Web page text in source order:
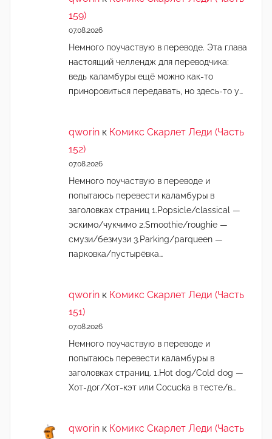
159)
07.08.2026
Немного поучаствую в переводе. Эта глава
настоящий челлендж для переводчика:
ведь каламбуры ещё можно как-то
приноровиться передавать, но здесь-то у…
qworin к Комикс Скарлет Леди (Часть
152)
07.08.2026
Немного поучаствую в переводе и
попытаюсь перевести каламбуры в
заголовках страниц 1.Popsicle/classical —
эскимо/чукчимо 2.Smoothie/roughie —
смузи/безмузи 3.Parking/parqueen —
парковка/пустырёвка…
qworin к Комикс Скарлет Леди (Часть
151)
07.08.2026
Немного поучаствую в переводе и
попытаюсь перевести каламбуры в
заголовках страниц. 1.Hot dog/Cold dog —
Хот-дог/Хот-кэт или Cocucka в тесте/в…
qworin к Комикс Скарлет Леди (Часть